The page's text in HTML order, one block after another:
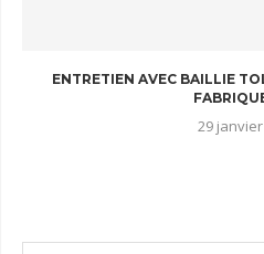
ENTRETIEN AVEC BAILLIE
29 janvier